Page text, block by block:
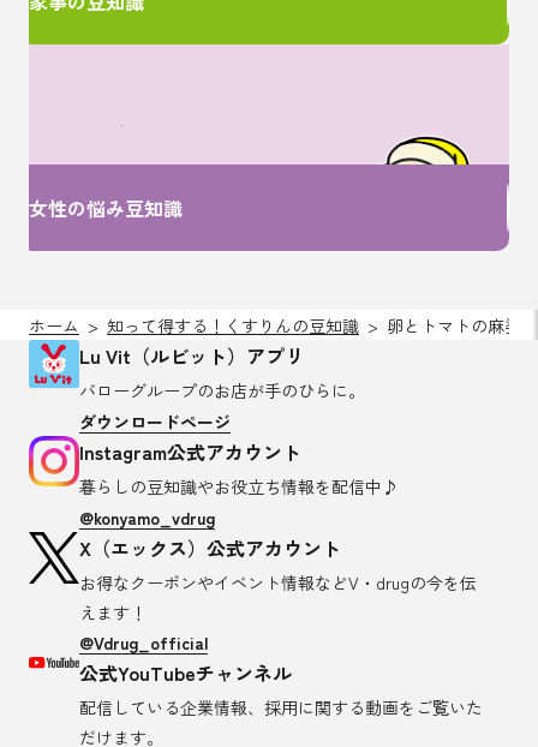
女性の悩み豆知識
ホーム 知って得する！くすりんの豆知識 卵とトマトの麻婆丼
Lu Vit（ルビット）アプリ
バローグループのお店が手のひらに。
ダウンロードページ
Instagram公式アカウント
暮らしの豆知識やお役立ち情報を配信中♪
@konyamo_vdrug
X（エックス）公式アカウント
お得なクーポンやイベント情報などV・drugの今を伝
えます！
@Vdrug_official
公式YouTubeチャンネル
配信している企業情報、採用に関する動画をご覧いた
だけます。